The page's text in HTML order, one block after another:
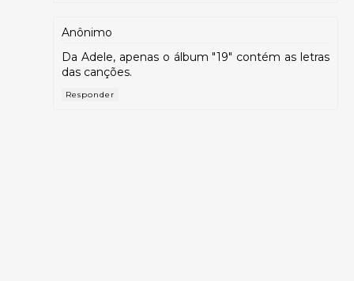
Anônimo
Da Adele, apenas o álbum "19" contém as letras
das canções.
Responder